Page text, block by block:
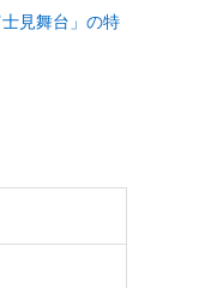
見舞台」の特